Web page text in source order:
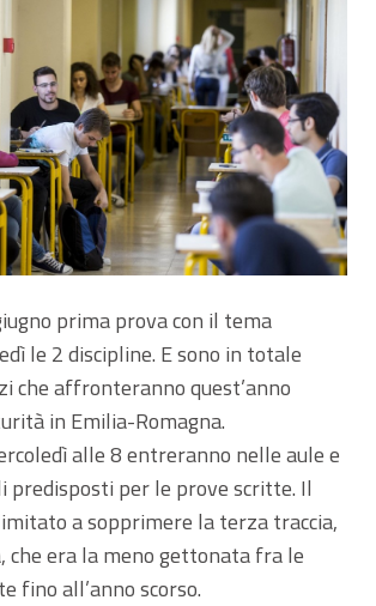
prima prova con il tema
le 2 discipline. E sono in totale
che affronteranno quest’anno
in Emilia-Romagna.
alle 8 entreranno nelle aule e
predisposti per le prove scritte. Il
a sopprimere la terza traccia,
che era la meno gettonata fra le
fino all’anno scorso.